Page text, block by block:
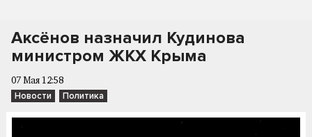
Аксёнов назначил Кудинова
министром ЖКХ Крыма
07 Мая 12:58
Новости Политика